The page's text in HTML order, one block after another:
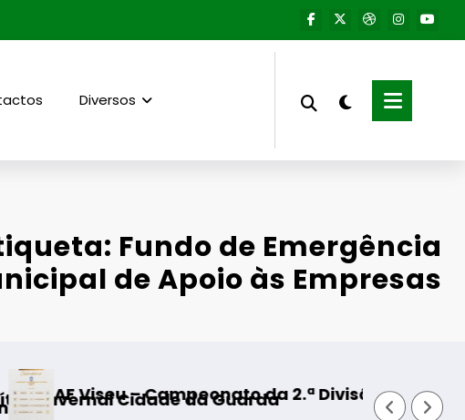
Diversos
Fundo de Emergência
de Apoio às Empresas
da Guarda
– Campeonato da 2.ª Divisão Distrital – ISOJOFER
Fornos de